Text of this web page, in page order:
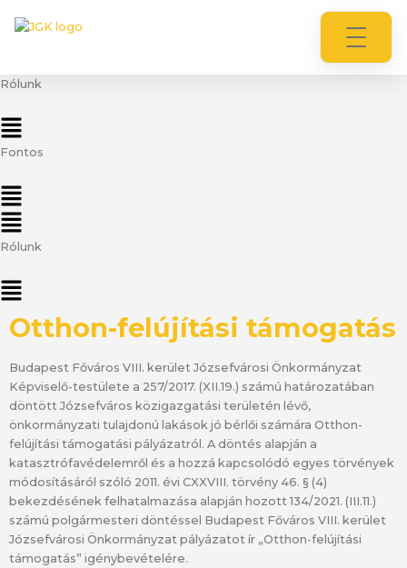
Rólunk
Flyout
Menu
Fontos
Flyout
Menu
Main
Menu
Rólunk
Flyout
Menu
Otthon-felújítási támogatás
Budapest Főváros VIII. kerület Józsefvárosi Önkormányzat
Képviselő-testülete a 257/2017. (XII.19.) számú határozatában
döntött Józsefváros közigazgatási területén lévő,
önkormányzati tulajdonú lakások jó bérlői számára Otthon-
felújítási támogatási pályázatról. A döntés alapján a
katasztrófavédelemről és a hozzá kapcsolódó egyes törvények
módosításáról szóló 2011. évi CXXVIII. törvény 46. § (4)
bekezdésének felhatalmazása alapján hozott 134/2021. (III.11.)
számú polgármesteri döntéssel Budapest Főváros VIII. kerület
Józsefvárosi Önkormányzat pályázatot ír „Otthon-felújítási
támogatás” igénybevételére.